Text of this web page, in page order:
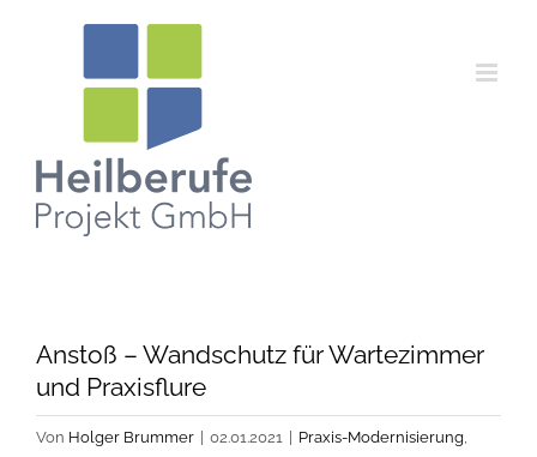
Anstoß – Wandschutz für Wartezimmer
und Praxisflure
Von Holger Brummer 02.01.2021 Praxis-Modernisierung,